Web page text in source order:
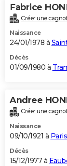
Fabrice
Créer une
Naissance
24/01/1978 à
Décès
01/09/1980 à
Andree
Créer une
Naissance
09/10/1921 à Paris
Décès
15/12/1977 à